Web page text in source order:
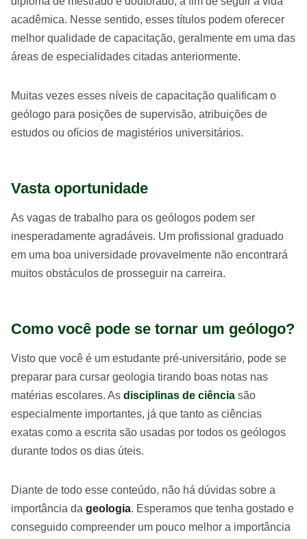
acadêmica. Nesse sentido, esses títulos podem oferecer
melhor qualidade de capacitação, geralmente em uma das
áreas de especialidades citadas anteriormente.
Muitas vezes esses níveis de capacitação qualificam o
geólogo para posições de supervisão, atribuições de
estudos ou ofícios de magistérios universitários.
Vasta oportunidade
As vagas de trabalho para os geólogos podem ser
inesperadamente agradáveis. Um profissional graduado
em uma boa universidade provavelmente não encontrará
muitos obstáculos de prosseguir na carreira.
Como você pode se tornar um geólogo?
Visto que você é um estudante pré-universitário, pode se
preparar para cursar geologia tirando boas notas nas
matérias escolares. As disciplinas de ciência são
especialmente importantes, já que tanto as ciências
exatas como a escrita são usadas por todos os geólogos
durante todos os dias úteis.
Diante de todo esse conteúdo, não há dúvidas sobre a
importância da geologia. Esperamos que tenha gostado e
conseguido compreender um pouco melhor a importância